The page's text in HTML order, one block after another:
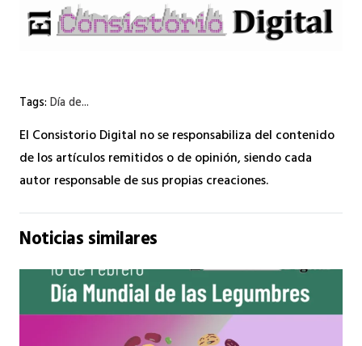
Tags:Día de...
El Consistorio Digital no se responsabiliza del contenido
de los artículos remitidos o de opinión, siendo cada
autor responsable de sus propias creaciones.
Noticias similares